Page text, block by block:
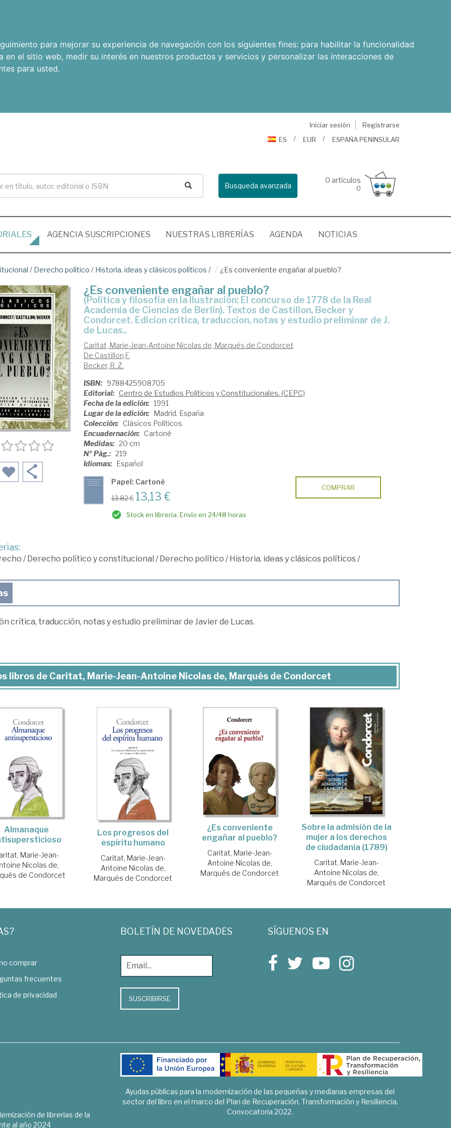
para mejorar su experiencia de navegación con los siguientes fines: para habilitar la funcionalidad
en el sitio web, medir su interés en nuestros productos y servicios y personalizar las interacciones de
para usted.
Iniciar sesión
Registrarse
ES
EUR ESPAÑA PENINSULAR
Busqueda avanzada
0 artículos
0
AGENCIA SUSCRIPCIONES NUESTRAS LIBRERÍAS AGENDA NOTICIAS
/ Derecho político / Historia. ideas y clásicos políticos / ¿Es conveniente engañar al pueblo?
¿Es conveniente engañar al pueblo?
(política y filosofía en la Ilustración: El concurso de 1778 de la Real
Academia de Ciencias de Berlín). Textos de Castillon, Becker y
Condorcet. Edicion critica, traduccion, notas y estudio preliminar de J.
de Lucas..
Caritat, Marie-Jean-Antoine Nicolas de, Marqués de Condorcet
De Castillon,F.
Becker, R. Z.
ISBN: 9788425908705
Editorial: Centro de Estudios Políticos y Constitucionales. (CEPC)
Fecha de la edición: 1991
Lugar de la edición: Madrid. España
Colección: Clásicos Políticos
Encuadernación: Cartoné
Medidas: 20 cm
Nº Pág.: 219
Idiomas: Español
Papel: Cartoné
13,82 € 13,13 €
Stock en librería. Envío en 24/48 horas
COMPRAR
/Derecho político y constitucional /Derecho político /Historia. ideas y clásicos políticos/
crítica, traducción, notas y estudio preliminar de Javier de Lucas.
libros de Caritat, Marie-Jean-Antoine Nicolas de, Marqués de Condorcet
Almanaque
Marie-Jean-
Nicolas de,
de Condorcet
Los progresos del
espíritu humano
Caritat, Marie-Jean-
Antoine Nicolas de,
Marqués de Condorcet
¿Es conveniente
engañar al pueblo?
Caritat, Marie-Jean-
Antoine Nicolas de,
Marqués de Condorcet
Sobre la admisión de la
mujer a los derechos
de ciudadanía (1789)
Caritat, Marie-Jean-
Antoine Nicolas de,
Marqués de Condorcet
comprar
frecuentes
de privacidad
BOLETÍN DE NOVEDADES
SUSCRIBIRSE
SÍGUENOS EN
de librerías de la
al año 2024
Ayudas públicas para la modernización de las pequeñas y medianas empresas del
sector del libro en el marco del Plan de Recuperación, Transformación y Resiliencia.
Convocatoria 2022.